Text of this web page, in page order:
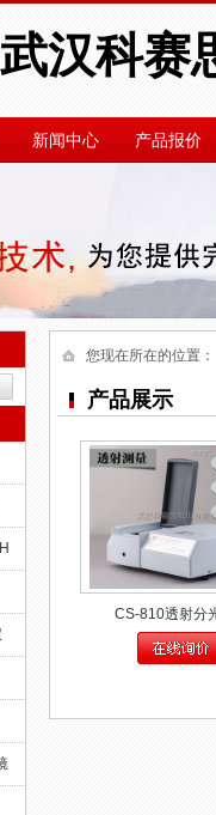
武汉科赛
新闻中心 产品报价
您现在所在的位置：
产品展示
CS-810透射分